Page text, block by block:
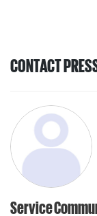
CONTACT
Service